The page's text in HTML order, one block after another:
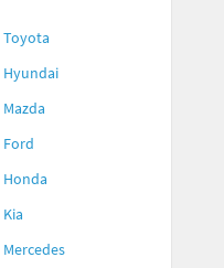
Toyota
Hyundai
Mazda
Ford
Honda
Kia
Mercedes